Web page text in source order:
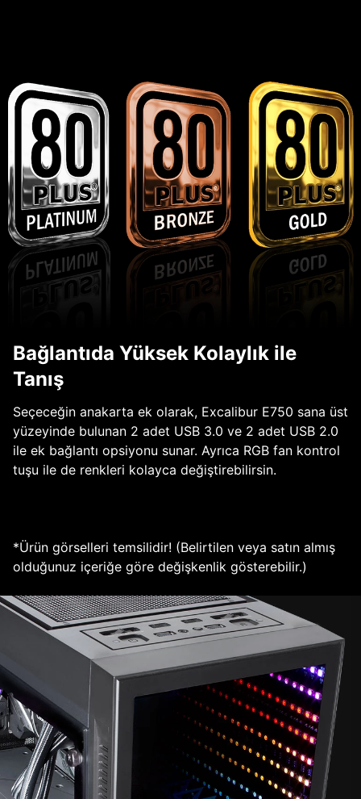
Bağlantıda Yüksek Kolaylık ile
Tanış
Seçeceğin anakarta ek olarak, Excalibur E750 sana üst
yüzeyinde bulunan 2 adet USB 3.0 ve 2 adet USB 2.0
ile ek bağlantı opsiyonu sunar. Ayrıca RGB fan kontrol
tuşu ile de renkleri kolayca değiştirebilirsin.
*Ürün görselleri temsilidir! (Belirtilen veya satın almış
olduğunuz içeriğe göre değişkenlik gösterebilir.)